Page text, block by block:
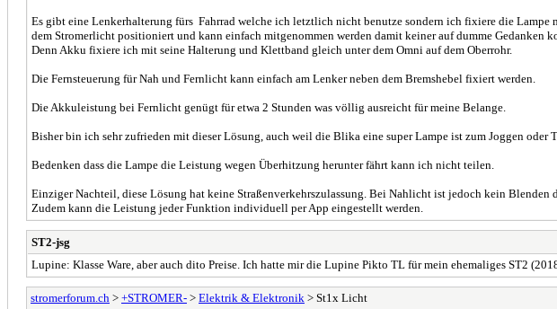
Es gibt eine Lenkerhalterung fürs Fahrrad welche ich letztlich nicht benutze sondern ich fixiere die
dem Stromerlicht positioniert und kann einfach mitgenommen werden damit keiner auf dumme Gedanken
Denn Akku fixiere ich mit seine Halterung und Klettband gleich unter dem Omni auf dem Oberrohr.
Die Fernsteuerung für Nah und Fernlicht kann einfach am Lenker neben dem Bremshebel fixiert werden.
Die Akkuleistung bei Fernlicht genügt für etwa 2 Stunden was völlig ausreicht für meine Belange.
Bisher bin ich sehr zufrieden mit dieser Lösung, auch weil die Blika eine super Lampe ist zum Joggen oder
Bedenken dass die Lampe die Leistung wegen Überhitzung herunter fährt kann ich nicht teilen.
Einziger Nachteil, diese Lösung hat keine Straßenverkehrszulassung. Bei Nahlicht ist jedoch kein Blenden
Zudem kann die Leistung jeder Funktion individuell per App eingestellt werden.
ST2-jsg
Lupine: Klasse Ware, aber auch dito Preise. Ich hatte mir die Lupine Pikto TL für mein ehemaliges ST2
stromerforum.ch > +STROMER- > Elektrik & Elektronik > St1x Licht